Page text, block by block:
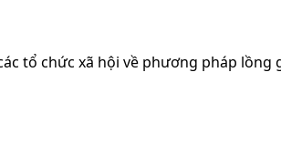
tổ chức xã hội về phương pháp